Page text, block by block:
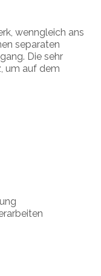
wenngleich ans
separaten
Die sehr
um auf dem